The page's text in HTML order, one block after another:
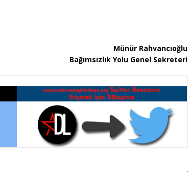
Münür Rahvancıoğlu
Bağımsızlık Yolu Genel Sekreteri